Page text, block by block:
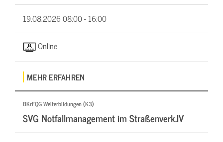
19.08.202608:00 - 16:00
Online
MEHR ERFAHREN
BKrFQG Weiterbildungen (K3)
SVG Notfallmanagement im Straßenverk.IV